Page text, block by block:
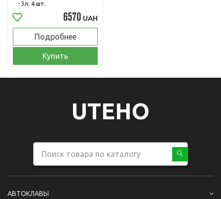
- 3л: 4 шт.
6570 UAH
Подробнее
Купить
UTEHO
АВТОКЛАВЫ